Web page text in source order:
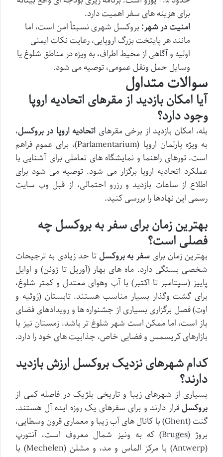
برای هزینه های سفر اهمیت دارد.
امنیت در شهر: بروکسل شهری نسبتاً امن است، اما
مانند هر پایتخت بزرگ اروپایی، رعایت نکات ایمنی
اولیه و آگاهی از محیط اطراف، به ویژه در مناطق شلوغ یا
وسایل حمل ونقل عمومی، توصیه می شود.
سوالات متداول
آیا امکان بازدید از مقرهای اتحادیه اروپا
وجود دارد؟
بله، امکان بازدید از برخی مقرهای اتحادیه اروپا در بروکسل،
به ویژه پارلمان اروپا (Parlamentarium)، برای عموم فراهم
است. تورهای راهنما و نمایشگاه های تعاملی برای آشنایی با
عملکرد اتحادیه اروپا برگزار می شود. توصیه می شود برای
اطلاع از ساعات بازدید و رزرو احتمالی، از قبل وب سایت
رسمی این نهادها را بررسی کنید.
بهترین زمان برای سفر به بروکسل چه
فصلی است؟
بهترین زمان برای سفر به بروکسل تا حد زیادی به ترجیحات
شخصی بستگی دارد. ماه های بهار (آوریل تا ژوئن) و اوایل
پاییز (سپتامبر تا اکتبر) با آب وهوای معتدل و کمتر شلوغ،
برای گشت وگذار بسیار مناسب هستند. تابستان (ژوئیه و
اوت) فصل برگزاری بسیاری از جشنواره ها و رویدادهای فضای
باز است، اما ممکن است شهر شلوغ تر باشد. زمستان نیز با
بازارهای کریسمس و فضایی خاص، جذابیت های خود را دارد.
کدام شهرهای نزدیک بروکسل ارزش بازدید
دارند؟
بسیاری از شهرهای زیبا و تاریخی بلژیک در فاصله کمی از
بروکسل قرار دارند و برای سفرهای یک روزه ایده آل هستند.
گنت (Ghent) با کانال های آب زیبا و معماری قرون وسطایی،
بروژ (Bruges) که به ونیز شمال معروف است، آنتورپ
(Antwerp) با مرکز الماس و مد، و مشلن (Mechelen) با